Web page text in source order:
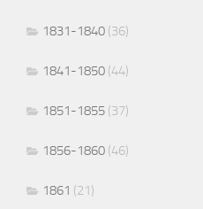
1831-1840 (36)
1841-1850 (44)
1851-1855 (37)
1856-1860 (46)
1861 (21)